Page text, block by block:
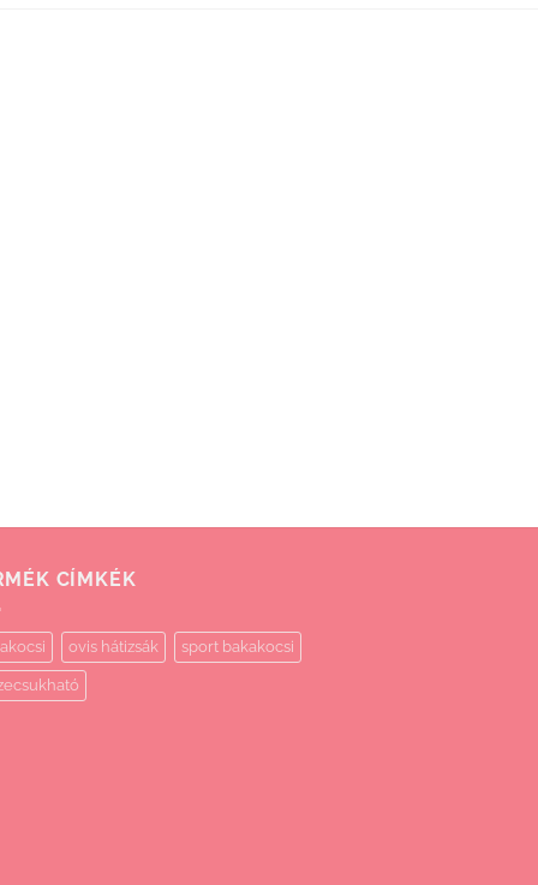
CÍMKÉK
ovis hátizsák sport bakakocsi